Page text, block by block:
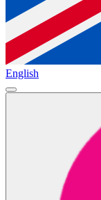
English